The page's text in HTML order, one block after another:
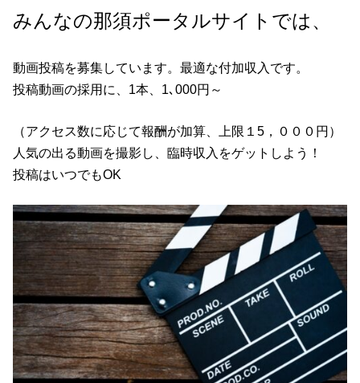
みんなの那須ポータルサイトでは、
動画投稿を募集しています。最適な付加収入です。
投稿動画の採用に、1本、1､000円～
（アクセス数に応じて報酬が加算、上限１5，０００円）
人気の出る動画を撮影し、臨時収入をゲットしよう！
投稿はいつでもOK